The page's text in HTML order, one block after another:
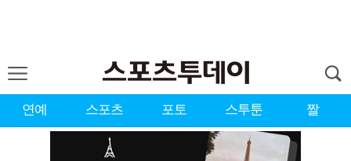
연예 스포츠 포토 스투툰 짤